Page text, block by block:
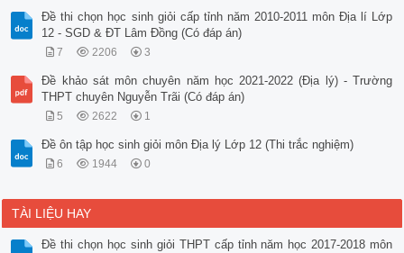
Đề thi chọn học sinh giỏi cấp tỉnh năm 2010-2011 môn Địa lí Lớp
12 - SGD & ĐT Lâm Đồng (Có đáp án)
7 2206 3
Đề khảo sát môn chuyên năm học 2021-2022 (Địa lý) - Trường
THPT chuyên Nguyễn Trãi (Có đáp án)
5 2622 1
Đề ôn tập học sinh giỏi môn Địa lý Lớp 12 (Thi trắc nghiệm)
6 1944 0
TÀI LIỆU HAY
Đề thi chọn học sinh giỏi THPT cấp tỉnh năm học 2017-2018 môn